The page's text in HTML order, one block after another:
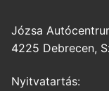
Józsa
4225 Debrecen,
Nyitvatartás: